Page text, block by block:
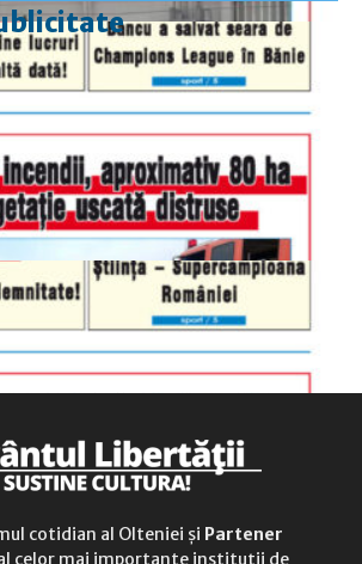
luni-vineri
9.00 - 17.00
duminică
9.00 - 12.00
cotidian al Olteniei și Partener